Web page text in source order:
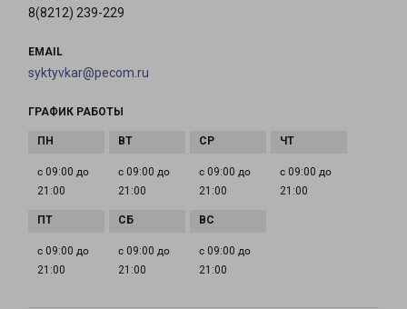
8(8212) 239-229
EMAIL
syktyvkar@pecom.ru
ГРАФИК РАБОТЫ
с 09:00 до
21:00
с 09:00 до
21:00
с 09:00 до
21:00
с 09:00 до
21:00
с 09:00 до
21:00
с 09:00 до
21:00
с 09:00 до
21:00